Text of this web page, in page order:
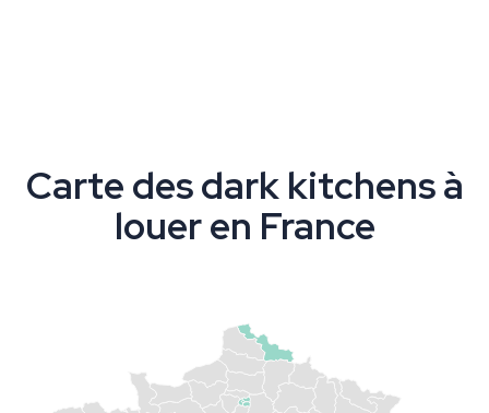
Carte des dark kitchens à
louer en France